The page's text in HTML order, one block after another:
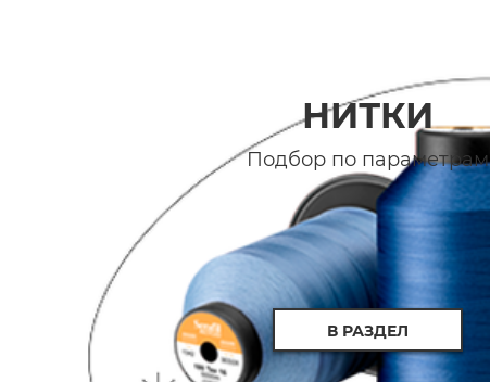
НИТКИ
Подбор по параметрам
В РАЗДЕЛ